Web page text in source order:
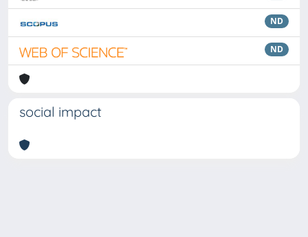
ND
ND
social impact